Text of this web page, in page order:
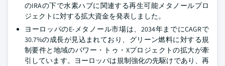
のIRAの下で水素ハブに関連する再生可能メタノールプロ
ジェクトに対する拡大資金を発表しました。
ヨーロッパのE-メタノール市場は、2034年までにCAGRで
30.7%の成長が見込まれており、グリーン燃料に対する規
制要件と地域のパワー・トゥ・Xプロジェクトの拡大が牽
引しています。ヨーロッパは規制強化の先駆けであり、再